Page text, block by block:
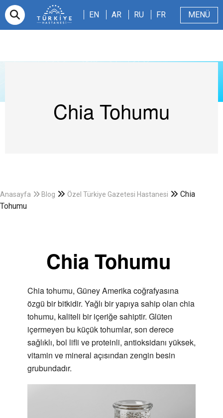
EN AR RU FR
Chia Tohumu
Anasayfa Blog Özel Türkiye Gazetesi Hastanesi
Chia
Tohumu
Chia Tohumu
Chia tohumu, Güney Amerika coğrafyasına
özgü bir bitkidir. Yağlı bir yapıya sahip olan chia
tohumu, kaliteli bir içeriğe sahiptir. Glüten
içermeyen bu küçük tohumlar, son derece
sağlıklı, bol lifli ve proteinli, antioksidanı yüksek,
vitamin ve mineral açısından zengin besin
grubundadır.
EN AR RU FR MENÜ